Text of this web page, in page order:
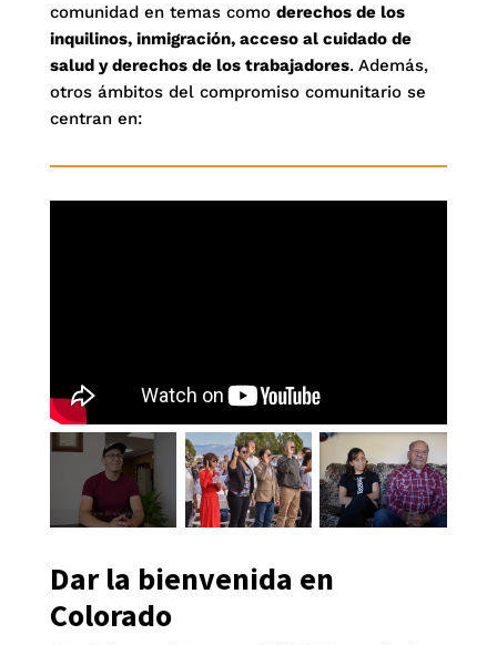
comunidad en temas como derechos de los
inquilinos, inmigración, acceso al cuidado de
salud y derechos de los trabajadores. Además,
otros ámbitos del compromiso comunitario se
centran en:
Dar la bienvenida en
Colorado